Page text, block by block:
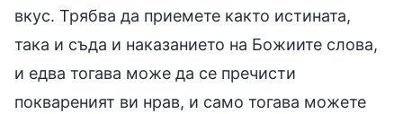
вкус. Трябва да приемете както истината,
така и съда и наказанието на Божиите слова,
и едва тогава може да се пречисти
поквареният ви нрав, и само тогава можете